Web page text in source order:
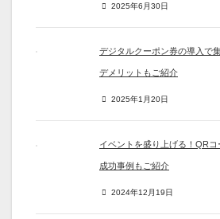
2025年6月30日
デジタルクーポン券の導入で
デメリットもご紹介
2025年1月20日
イベントを盛り上げる！QRコ
成功事例もご紹介
2024年12月19日